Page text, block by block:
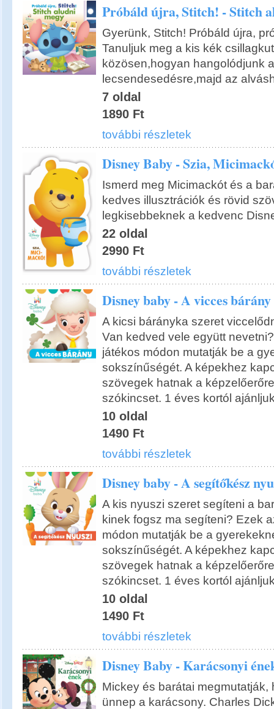
Próbáld újra, Stitch! - Stitch
Gyerünk, Stitch! Próbáld újra,
Tanuljuk meg a kis kék
közösen,hogyan hangolódjunk
lecsendesedésre,majd az
7 oldal
1890 Ft
további részletek
Disney Baby - Szia,
Ismerd meg Micimackót és a
kedves illusztrációk és rövid
legkisebbeknek a kedvenc
22 oldal
2990 Ft
további részletek
Disney baby - A vicces bárány
A kicsi bárányka szeret
Van kedved vele együtt
játékos módon mutatják be a
sokszínűségét. A képekhez
szövegek hatnak a
szókincset. 1 éves kortól
10 oldal
1490 Ft
további részletek
Disney baby - A segítőkész
A kis nyuszi szeret segíteni a
kinek fogsz ma segíteni? Ezek
módon mutatják be a
sokszínűségét. A képekhez
szövegek hatnak a
szókincset. 1 éves kortól
10 oldal
1490 Ft
további részletek
Disney Baby - Karácsonyi
Mickey és barátai megmutatják,
ünnep a karácsony. Charles